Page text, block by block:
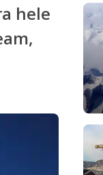
hele